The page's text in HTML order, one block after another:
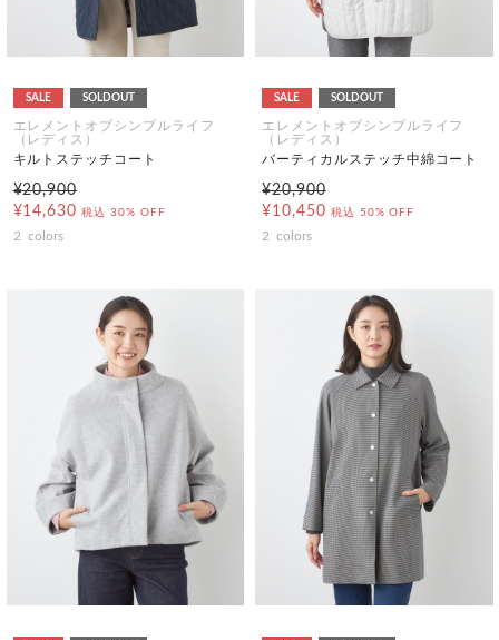
SALE SOLDOUT
エレメントオブシンプルライフ
（レディス）
キルトステッチコート
¥20,900
¥14,630 税込 30% OFF
2 colors
SALE SOLDOUT
エレメントオブシンプルライフ
（レディス）
バーティカルステッチ中綿コート
¥20,900
¥10,450 税込 50% OFF
2 colors